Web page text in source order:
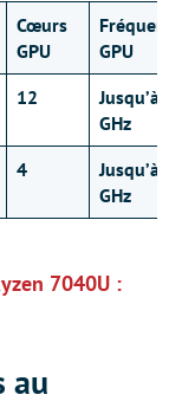
Cœurs
GPU
GPU
12
Jusqu’à
GHz
4
Jusqu’à
GHz
7040U :
au